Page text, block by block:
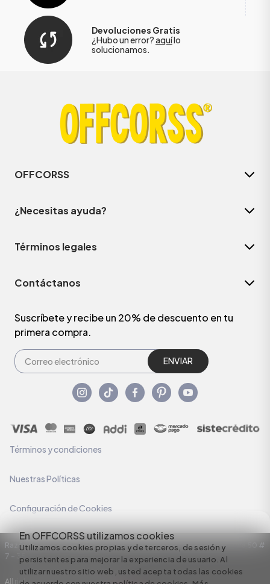
En OFFCORSS utilizamos cookies
Utilizamos cookies propias y de terceros, de sesión y
persistentes para mejorar la experiencia de usuario. Al
utilizar nuestro sitio web, usted acepta todas las cookies
Devoluciones Gratis
¿Hubo un error?aquílo
solucionamos.
OFFCORSS
¿Necesitas ayuda?
Términos legales
Contáctanos
Suscríbete y recibe un 20% de descuento en tu
primera compra.
ENVIAR
Términos y condiciones
Nuestras Políticas
Configuración de Cookies
Razón Social: C.I HERMECO S.A. NIT: 890924167-6 Dirección: Carrera 50 #
7 – 35
All rights reserved empowered by